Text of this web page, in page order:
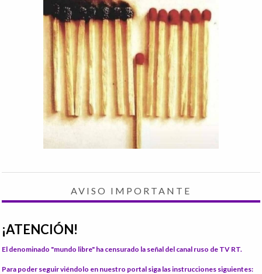
AVISO IMPORTANTE
¡ATENCIÓN!
El denominado "mundo libre" ha censurado la señal del canal ruso de TV RT.
Para poder seguir viéndolo en nuestro portal siga las instrucciones siguientes: